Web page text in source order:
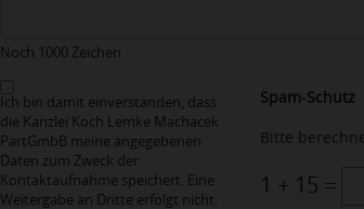
Noch 1000 Zeichen
Ich bin damit einverstanden, dass
die Kanzlei Koch Lemke Machacek
PartGmbB meine angegebenen
Daten zum Zweck der
Kontaktaufnahme speichert. Eine
Weitergabe an Dritte erfolgt nicht.
Spam-Schutz
Bitte
1 + 15 =